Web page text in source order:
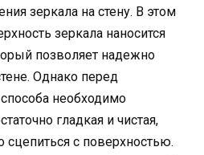
зеркала на стену. В этом
зеркала наносится
позволяет надежно
Однако перед
необходимо
гладкая и чистая,
с поверхностью.